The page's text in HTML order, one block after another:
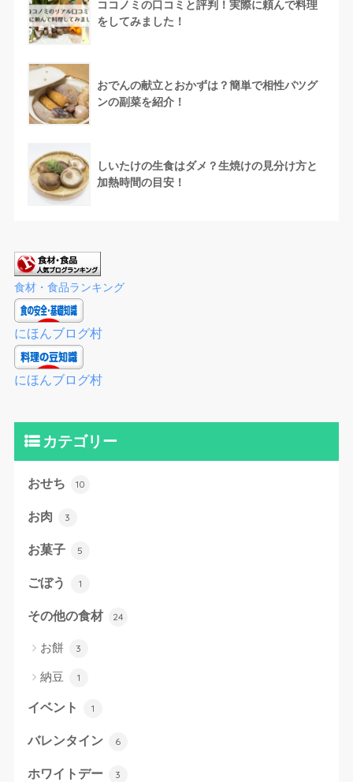
ココノミの口コミと評判！実際に頼んで料理
をしてみました！
おでんの献立とおかずは？簡単で相性バツグ
ンの副菜を紹介！
しいたけの生食はダメ？生焼けの見分け方と
加熱時間の目安！
食材・食品ランキング
にほんブログ村
にほんブログ村
カテゴリー
おせち 10
お肉 3
お菓子 5
ごぼう 1
その他の食材 24
お餅 3
納豆 1
イベント 1
バレンタイン 6
ホワイトデー 3